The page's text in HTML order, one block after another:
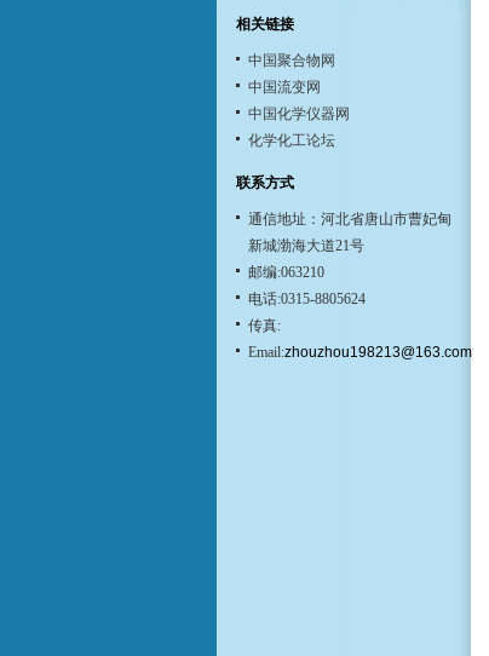
相关链接
中国聚合物网
中国流变网
中国化学仪器网
化学化工论坛
联系方式
通信地址：河北省唐山市曹妃甸
新城渤海大道21号
邮编:063210
电话:0315-8805624
传真:
Email:zhouzhou198213@163.com